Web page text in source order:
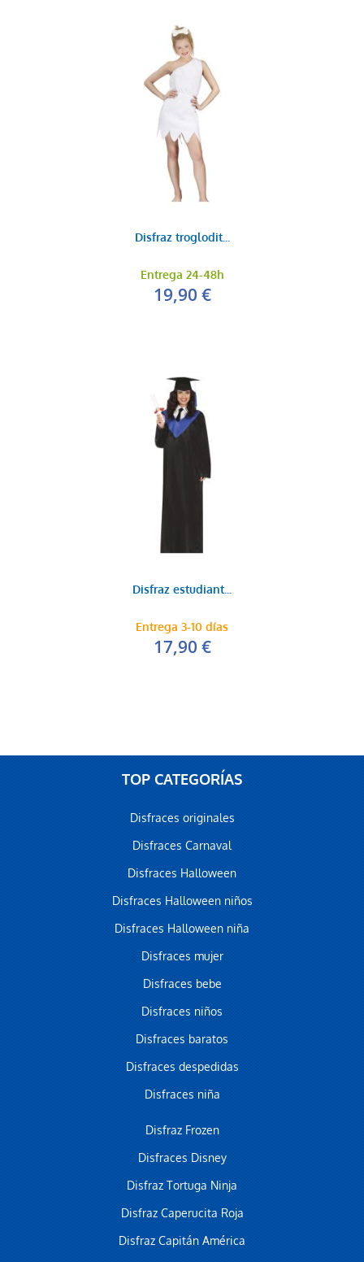
Disfraz troglodit...
Entrega 24-48h
19,90 €
Disfraz estudiant...
Entrega 3-10 días
17,90 €
TOP CATEGORÍAS
Disfraces originales
Disfraces Carnaval
Disfraces Halloween
Disfraces Halloween niños
Disfraces Halloween niña
Disfraces mujer
Disfraces bebe
Disfraces niños
Disfraces baratos
Disfraces despedidas
Disfraces niña
Disfraz Frozen
Disfraces Disney
Disfraz Tortuga Ninja
Disfraz Caperucita Roja
Disfraz Capitán América